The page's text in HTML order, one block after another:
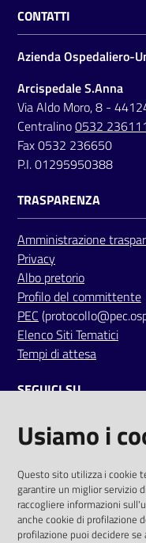
a
d
e
i
S
e
r
v
i
i
P
a
r
i
t
à
d
g
n
r
e
A
CONTATTI
Azienda Ospedaliero-
Arcispedale S.Anna
Via Aldo Moro, 8 -
Centralino0532
Fax 0532 236650
P.I. 01295950388
TRASPARENZA
Amministrazione
Privacy
Albo pretorio
Profilo del committente
PEC
Elenco Siti Tematici
Tempi di attesa
SEGUICI SU
twitterfacebookyoutube
AREA DIPENDENTI
Posta Elettronica
Cloud aziendale(
Usiamo i
Questo sito utilizza i cookie
garantire un miglior servizio
raccogliere informazioni
anche cookie di profilazione
profilazione puoi decidere